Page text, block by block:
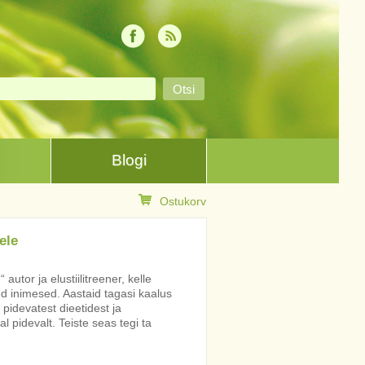
Blogi
Ostukorv
autor ja elustiilitreener, kelle
inimesed. Aastaid tagasi kaalus
dieetidest ja
pidevalt. Teiste seas tegi ta